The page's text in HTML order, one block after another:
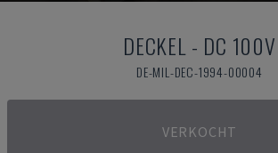
DECKEL - DC 100V
DE-MIL-DEC-1994-00004
VERKOCHT